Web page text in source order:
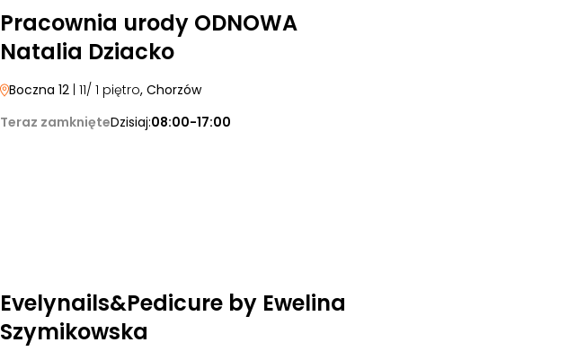
Pracownia urody ODNOWA
Natalia Dziacko
Boczna 12 | 11/ 1 piętro, Chorzów
Teraz zamknięteDzisiaj:08:00-17:00
Evelynails&Pedicure by Ewelina
Szymikowska